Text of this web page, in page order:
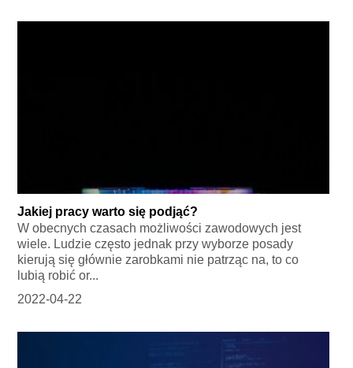
Jakiej pracy warto się podjąć?
W obecnych czasach możliwości zawodowych jest
wiele. Ludzie często jednak przy wyborze posady
kierują się głównie zarobkami nie patrząc na, to co
lubią robić or...
2022-04-22